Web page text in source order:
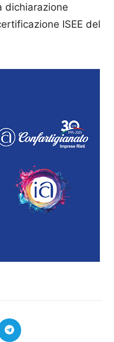
dichiarazione
ISEE del